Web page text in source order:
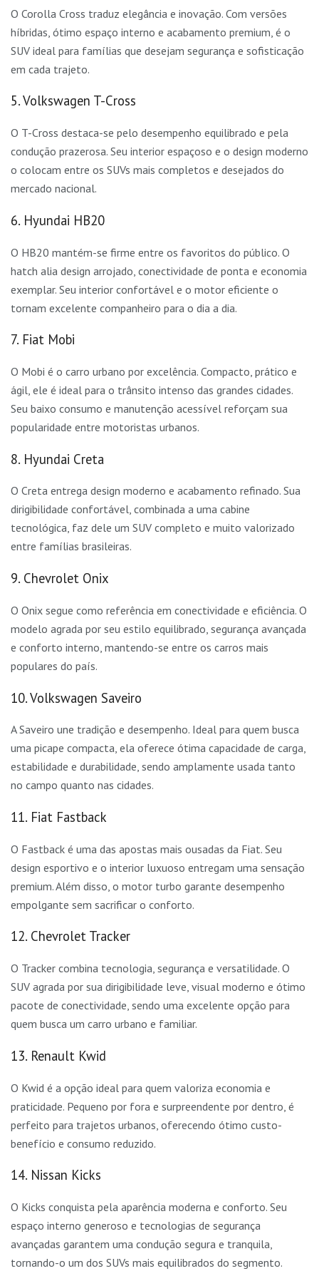
O Corolla Cross traduz elegância e inovação. Com versões
híbridas, ótimo espaço interno e acabamento premium, é o
SUV ideal para famílias que desejam segurança e sofisticação
em cada trajeto.
5. Volkswagen T-Cross
O T-Cross destaca-se pelo desempenho equilibrado e pela
condução prazerosa. Seu interior espaçoso e o design moderno
o colocam entre os SUVs mais completos e desejados do
mercado nacional.
6. Hyundai HB20
O HB20 mantém-se firme entre os favoritos do público. O
hatch alia design arrojado, conectividade de ponta e economia
exemplar. Seu interior confortável e o motor eficiente o
tornam excelente companheiro para o dia a dia.
7. Fiat Mobi
O Mobi é o carro urbano por excelência. Compacto, prático e
ágil, ele é ideal para o trânsito intenso das grandes cidades.
Seu baixo consumo e manutenção acessível reforçam sua
popularidade entre motoristas urbanos.
8. Hyundai Creta
O Creta entrega design moderno e acabamento refinado. Sua
dirigibilidade confortável, combinada a uma cabine
tecnológica, faz dele um SUV completo e muito valorizado
entre famílias brasileiras.
9. Chevrolet Onix
O Onix segue como referência em conectividade e eficiência. O
modelo agrada por seu estilo equilibrado, segurança avançada
e conforto interno, mantendo-se entre os carros mais
populares do país.
10. Volkswagen Saveiro
A Saveiro une tradição e desempenho. Ideal para quem busca
uma picape compacta, ela oferece ótima capacidade de carga,
estabilidade e durabilidade, sendo amplamente usada tanto
no campo quanto nas cidades.
11. Fiat Fastback
O Fastback é uma das apostas mais ousadas da Fiat. Seu
design esportivo e o interior luxuoso entregam uma sensação
premium. Além disso, o motor turbo garante desempenho
empolgante sem sacrificar o conforto.
12. Chevrolet Tracker
O Tracker combina tecnologia, segurança e versatilidade. O
SUV agrada por sua dirigibilidade leve, visual moderno e ótimo
pacote de conectividade, sendo uma excelente opção para
quem busca um carro urbano e familiar.
13. Renault Kwid
O Kwid é a opção ideal para quem valoriza economia e
praticidade. Pequeno por fora e surpreendente por dentro, é
perfeito para trajetos urbanos, oferecendo ótimo custo-
benefício e consumo reduzido.
14. Nissan Kicks
O Kicks conquista pela aparência moderna e conforto. Seu
espaço interno generoso e tecnologias de segurança
avançadas garantem uma condução segura e tranquila,
tornando-o um dos SUVs mais equilibrados do segmento.